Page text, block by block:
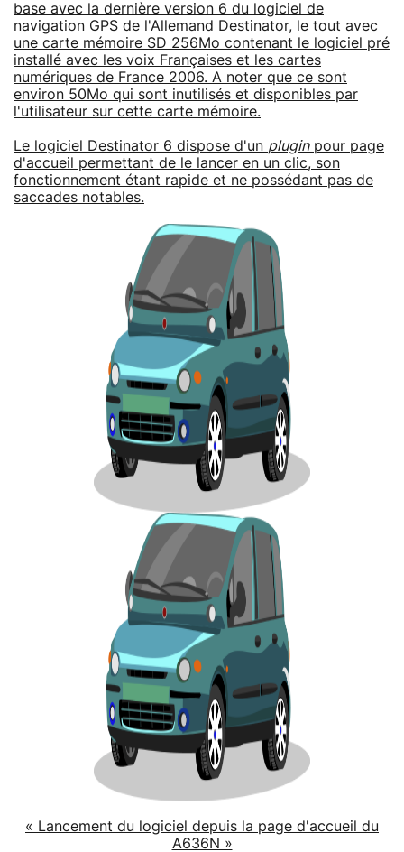
base avec la dernière version 6 du logiciel de
navigation GPS de l'Allemand Destinator, le tout avec
une carte mémoire SD 256Mo contenant le logiciel pré
installé avec les voix Françaises et les cartes
numériques de France 2006. A noter que ce sont
environ 50Mo qui sont inutilisés et disponibles par
l'utilisateur sur cette carte mémoire.
Le logiciel Destinator 6 dispose d'un pluginpour page
d'accueil permettant de le lancer en un clic, son
fonctionnement étant rapide et ne possédant pas de
saccades notables.
« Lancement du logiciel depuis la page d'accueil du
A636N »